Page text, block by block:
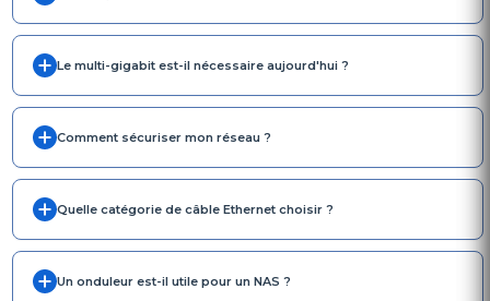
Le multi-gigabit est-il nécessaire aujourd'hui ?
Comment sécuriser mon réseau ?
Quelle catégorie de câble Ethernet choisir ?
Un onduleur est-il utile pour un NAS ?